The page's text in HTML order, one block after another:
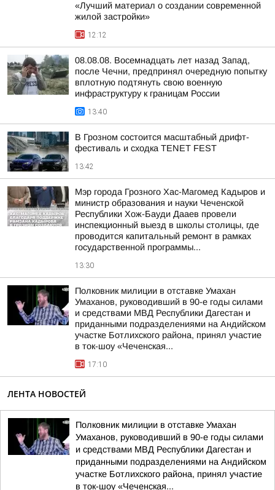
«Лучший материал о создании современной
жилой застройки»
12:12
08.08.08. Восемнадцать лет назад Запад,
после Чечни, предпринял очередную попытку
вплотную подтянуть свою военную
инфраструктуру к границам России
13:40
В Грозном состоится масштабный дрифт-
фестиваль и сходка TENET FEST
13:42
Мэр города Грозного Хас-Магомед Кадыров и
министр образования и науки Чеченской
Республики Хож-Бауди Дааев провели
инспекционный выезд в школы столицы, где
проводится капитальный ремонт в рамках
государственной программы...
13:30
Полковник милиции в отставке Умахан
Умаханов, руководивший в 90-е годы силами
и средствами МВД Республики Дагестан и
приданными подразделениями на Андийском
участке Ботлихского района, принял участие
в ток-шоу «Чеченская...
17:10
ЛЕНТА НОВОСТЕЙ
Полковник милиции в отставке Умахан
Умаханов, руководивший в 90-е годы силами
и средствами МВД Республики Дагестан и
приданными подразделениями на Андийском
участке Ботлихского района, принял участие
в ток-шоу «Чеченская...